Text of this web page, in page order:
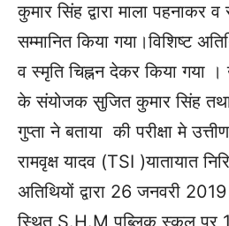
कुमार सिंह द्वारा माला पहनाकर
सम्मानित किया गया।विशिष्ट
व स्मृति चिह्नन देकर किया गया ।
के संयोजक सुजित कुमार सिंह
गुप्ता ने बताया की परीक्षा मे
रामवृक्ष यादव (TSI )यातायात
अतिथियों द्वारा 26 जनवरी
स्थित S.H.M पब्लिक स्कूल पर